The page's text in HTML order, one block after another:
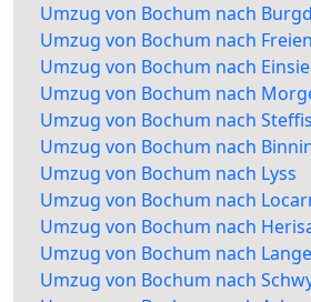
Umzug von Bochum nach
Umzug von Bochum nach
Umzug von Bochum nach
Umzug von Bochum nach
Umzug von Bochum nach
Umzug von Bochum nach
Umzug von Bochum nach Lyss
Umzug von Bochum nach
Umzug von Bochum nach
Umzug von Bochum nach
Umzug von Bochum nach